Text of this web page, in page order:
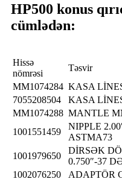
HP500 konus
cümlədən:
Hissə
nömrəsi
Təsvir
MM1074284 KASA
7055208504
KASA
MM1074288 MANTLE
1001551459
NIPPLE
ASTMA73
1001979650
DİRSƏK
0.750″-37
1002076250
ADAPTÖR